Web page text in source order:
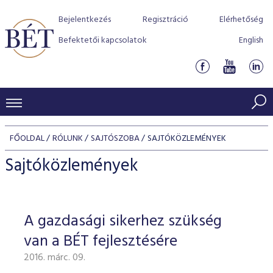
Bejelentkezés Regisztráció
Elérhetőség
Befektetői kapcsolatok
English
KERESKEDÉSI ADATOK
INDEXEK
Jelzáloglevél indexek
Vállalati kötvény indexek
Azonnali Piac
Részvények
Származékos piac
BEFEKTETŐK
Részvény szekció
Hitelpapír szekció
BÉT szabályzatok
Befektetővédelem
Alkalmazott díjstruktúra
Elszámolás
Részvény és vállalati kötvény tőzsdei bevezetését
program
BÉT Xtend - Részvénypiac egyszerűen
TŐZSDETAGOK
Tőzsdetagok, üzletkötők
VENDOROK
FŐOLDAL RÓLUNK SAJTÓSZOBA SAJTÓKÖZLEMÉNYEK
Sajtóközlemények
A gazdasági sikerhez szükség
van a BÉT fejlesztésére
2016. márc. 09.